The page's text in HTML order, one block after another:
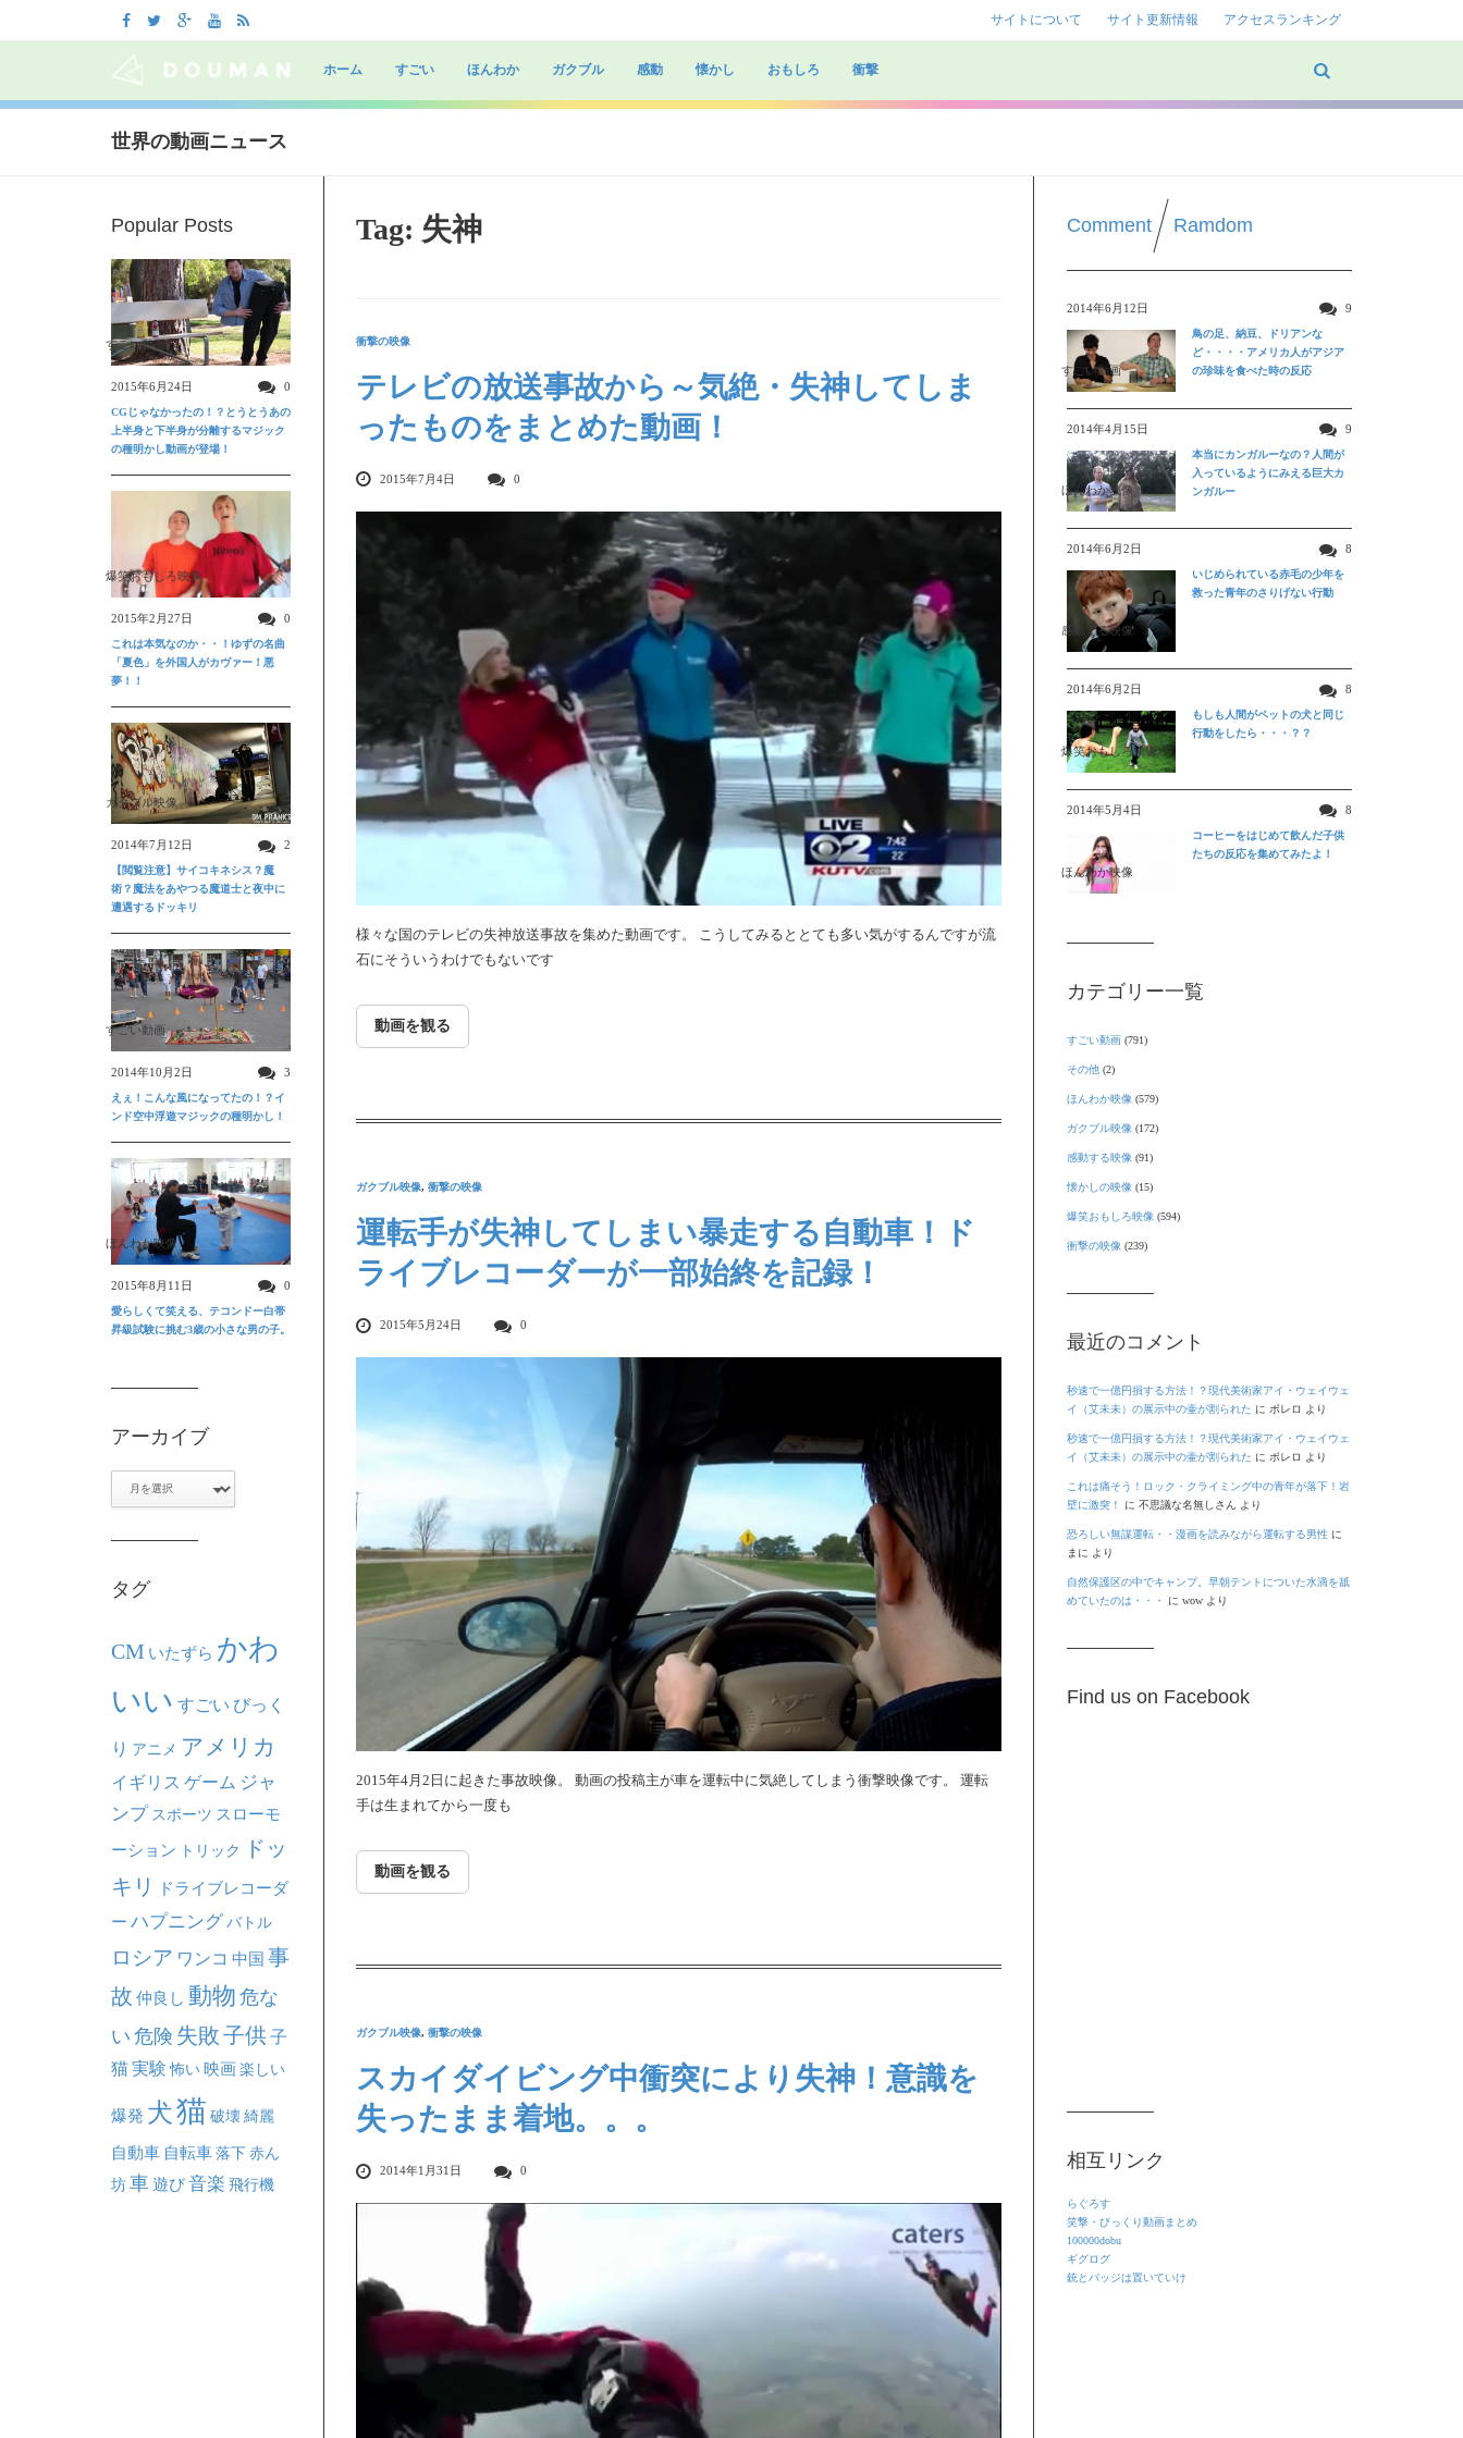
サイトについて サイト更新情報 アクセスランキング
to
ホーム すごい ほんわか ガクブル 感動 懐かし おもしろ 衝撃
世界の動画ニュース
Tag: 失神
衝撃の映像
テレビの放送事故から～気絶・失神してしま
ったものをまとめた動画！
2015年7月4日 0
様々な国のテレビの失神放送事故を集めた動画です。 こうしてみるととても多い気がするんですが流
石にそういうわけでもないです
動画を観る
ガクブル映像, 衝撃の映像
運転手が失神してしまい暴走する自動車！ド
ライブレコーダーが一部始終を記録！
2015年5月24日 0
2015年4月2日に起きた事故映像。 動画の投稿主が車を運転中に気絶してしまう衝撃映像です。 運転
手は生まれてから一度も
動画を観る
ガクブル映像, 衝撃の映像
スカイダイビング中衝突により失神！意識を
失ったまま着地。。。
2014年1月31日 0
Comment Ramdom
2014年6月12日 9
すごい動画
鳥の足、納豆、ドリアンな
ど・・・・アメリカ人がアジア
の珍味を食べた時の反応
2014年4月15日 9
ほんわか映像
本当にカンガルーなの？人間が
入っているようにみえる巨大カ
ンガルー
2014年6月2日 8
感動する映像
いじめられている赤毛の少年を
救った青年のさりげない行動
2014年6月2日 8
爆笑おもしろ映像
もしも人間がペットの犬と同じ
行動をしたら・・・？？
2014年5月4日 8
ほんわか映像
コーヒーをはじめて飲んだ子供
たちの反応を集めてみたよ！
カテゴリー一覧
すごい動画 (791)
その他 (2)
ほんわか映像 (579)
ガクブル映像 (172)
感動する映像 (91)
懐かしの映像 (15)
爆笑おもしろ映像 (594)
衝撃の映像 (239)
最近のコメント
秒速で一億円損する方法！？現代美術家アイ・ウェイウェ
イ（艾未未）の展示中の壷が割られた に ボレロ より
秒速で一億円損する方法！？現代美術家アイ・ウェイウェ
イ（艾未未）の展示中の壷が割られた に ボレロ より
これは痛そう！ロック・クライミング中の青年が落下！岩
壁に激突！
に 不思議な名無しさん より
恐ろしい無謀運転・・漫画を読みながら運転する男性に
まに より
自然保護区の中でキャンプ。早朝テントについた水滴を舐
めていたのは・・・
に wowより
Find us on Facebook
相互リンク
らぐろす
笑撃・びっくり動画まとめ
100000dobu
ギグログ
銃とバッジは置いていけ
Popular Posts
すごい動画
2015年6月24日 0
CGじゃなかったの！？とうとうあの
上半身と下半身が分離するマジック
の種明かし動画が登場！
爆笑おもしろ映像
2015年2月27日 0
これは本気なのか・・！ゆずの名曲
「夏色」を外国人がカヴァー！悪
夢！！
ガクブル映像
2014年7月12日 2
【閲覧注意】サイコキネシス？魔
術？魔法をあやつる魔道士と夜中に
遭遇するドッキリ
すごい動画
2014年10月2日 3
えぇ！こんな風になってたの！？イ
ンド空中浮遊マジックの種明かし！
ほんわか映像
2015年8月11日 0
愛らしくて笑える、テコンドー白帯
昇級試験に挑む3歳の小さな男の子。
アーカイブ
タグ
CM いたずら かわ
いい すごい びっく
り アニメ アメリカ
イギリス ゲーム ジャ
ンプ スポーツ スローモ
ーション トリック
ドッ
キリ
ドライブレコーダ
ー ハプニング バトル
ロシア ワンコ 中国 事
故 仲良し 動物 危な
い 危険 失敗子供子
猫実験 怖い映画楽しい
爆発 犬猫 破壊綺麗
自動車 自転車落下赤ん
坊車遊び音楽 飛行機